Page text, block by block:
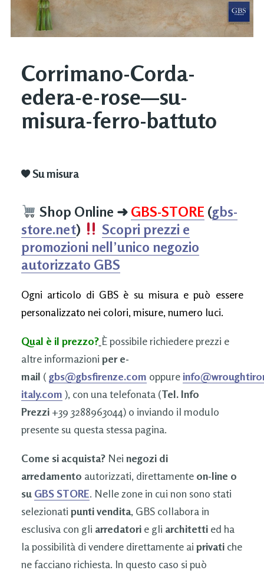
Corrimano-Corda-
edera-e-rose—su-
misura-ferro-battuto
Su misura
Shop Online ➜ GBS-STORE (gbs-
store.net)
Scopri prezzi e
promozioni nell’unico negozio
autorizzato GBS
Ogni articolo di GBS è su misura e può essere
personalizzato nei colori, misure, numero luci.
Qual è il prezzo? È possibile richiedere prezzi e
altre informazioni per e-
mail ( gbs@gbsfirenze.com oppure
italy.com ), con una telefonata (Tel. Info
Prezzi+39 3288963044) o inviando il modulo
presente su questa stessa pagina.
Come si acquista?Nei negozi di
arredamento autorizzati, direttamente on-line o
su GBS STORE. Nelle zone in cui non sono stati
selezionati punti vendita, GBS collabora in
esclusiva con gli arredatorie gli architettied ha
la possibilità di vendere direttamente ai privatiche
ne facciano richiesta. In questo caso si può